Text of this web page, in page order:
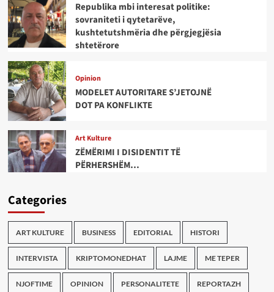
Republika mbi interesat politike:
sovraniteti i qytetarëve,
kushtetutshmëria dhe përgjegjësia
shtetërore
Opinion
MODELET AUTORITARE S’JETOJNË
DOT PA KONFLIKTE
Art Kulture
ZËMËRIMI I DISIDENTIT TË
PËRHERSHËM…
Categories
ART KULTURE BUSINESS EDITORIAL HISTORI
INTERVISTA KRIPTOMONEDHAT LAJME ME TEPER
NJOFTIME OPINION PERSONALITETE REPORTAZH